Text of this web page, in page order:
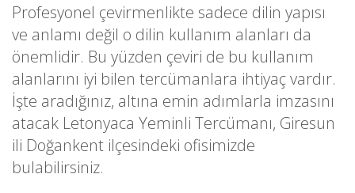
Profesyonel çevirmenlikte sadece dilin yapısı
ve anlamı değil o dilin kullanım alanları da
önemlidir. Bu yüzden çeviri de bu kullanım
alanlarını iyi bilen tercümanlara ihtiyaç vardır.
İşte aradığınız, altına emin adımlarla imzasını
atacak Letonyaca Yeminli Tercümanı, Giresun
ili Doğankent ilçesindeki ofisimizde
bulabilirsiniz.